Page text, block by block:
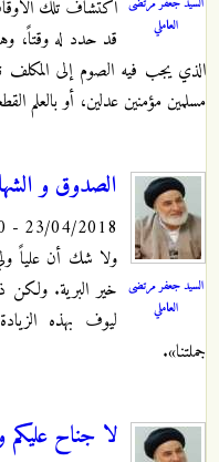
العاملي
اكتشاف تلك
قد حدد له وقتاً،
الذي يجب فيه الصوم إلى
مسلمين مؤمنين عدلين، أو بالعلم
السيد جعفر مرتضى
العاملي
الصدوق و
23/04/2018 - 06:00
ولا شك أن علياً ولي
خير البرية.
ليوف بهذه
جملتنا».
لا جناح